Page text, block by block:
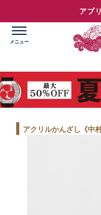
アプ
アクリルかんざし《中